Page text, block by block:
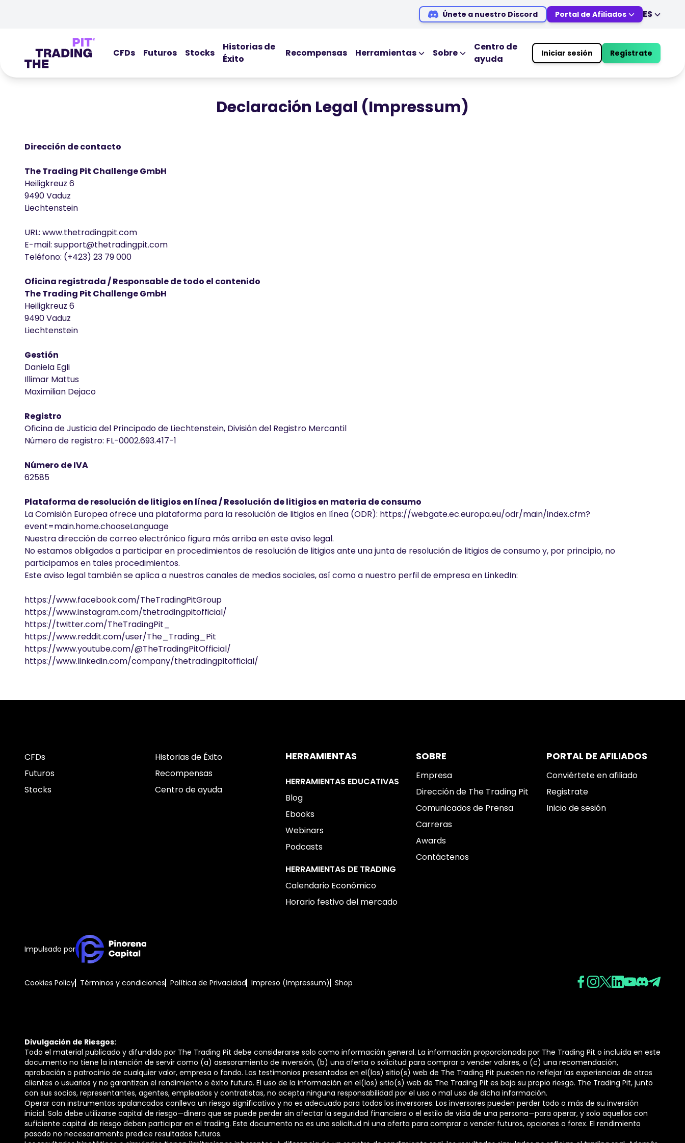
Únete a nuestro Discord Portal de Afiliados ES
EN
DE
MS
ZH
JA
AR
CFDs Futuros Stocks
Historias de
Éxito
Recompensas
Herramientas
Ebooks
Sobre
Centro de
ayuda
Iniciar sesión Regístrate
Declaración Legal (Impressum)
Dirección de contacto
The Trading Pit Challenge GmbH
Heiligkreuz 6
9490 Vaduz
Liechtenstein
URL: www.thetradingpit.com
E-mail: support@thetradingpit.com
Teléfono: (+423) 23 79 000
Oficina registrada / Responsable de todo el contenido
The Trading Pit Challenge GmbH
Heiligkreuz 6
9490 Vaduz
Liechtenstein
Gestión
Daniela Egli
Illimar Mattus
Maximilian Dejaco
Registro
Oficina de Justicia del Principado de Liechtenstein, División del Registro Mercantil
Número de registro: FL-0002.693.417-1
Número de IVA
62585
Plataforma de resolución de litigios en línea / Resolución de litigios en materia de consumo
La Comisión Europea ofrece una plataforma para la resolución de litigios en línea (ODR): https://webgate.ec.europa.eu/odr/main/index.cfm?
event=main.home.chooseLanguage
Nuestra dirección de correo electrónico figura más arriba en este aviso legal.
No estamos obligados a participar en procedimientos de resolución de litigios ante una junta de resolución de litigios de consumo y, por principio, no
participamos en tales procedimientos.
Este aviso legal también se aplica a nuestros canales de medios sociales, así como a nuestro perfil de empresa en LinkedIn:
https://www.facebook.com/TheTradingPitGroup
https://www.instagram.com/thetradingpitofficial/
https://twitter.com/TheTradingPit_
https://www.reddit.com/user/The_Trading_Pit
https://www.youtube.com/@TheTradingPitOfficial/
https://www.linkedin.com/company/thetradingpitofficial/
CFDs
Futuros
Stocks
Historias de Éxito
Recompensas
Centro de ayuda
HERRAMIENTAS
HERRAMIENTAS EDUCATIVAS
Blog
Ebooks
Webinars
Podcasts
HERRAMIENTAS DE TRADING
Calendario Económico
Horario festivo del mercado
SOBRE
Empresa
Dirección de The Trading Pit
Comunicados de Prensa
Carreras
Awards
Contáctenos
PORTAL DE AFILIADOS
Conviértete en afiliado
Registrate
Inicio de sesión
Impulsado por
Cookies Policy Términos y condiciones Política de Privacidad Impreso (Impressum) Shop
Divulgación de Riesgos:
Todo el material publicado y difundido por The Trading Pit debe considerarse solo como información general. La información proporcionada por The Trading Pit o incluida en este
documento no tiene la intención de servir como (a) asesoramiento de inversión, (b) una oferta o solicitud para comprar o vender valores, o (c) una recomendación,
aprobación o patrocinio de cualquier valor, empresa o fondo. Los testimonios presentados en el(los) sitio(s) web de The Trading Pit pueden no reflejar las experiencias de otros
clientes o usuarios y no garantizan el rendimiento o éxito futuro. El uso de la información en el(los) sitio(s) web de The Trading Pit es bajo su propio riesgo. The Trading Pit, junto
con sus socios, representantes, agentes, empleados y contratistas, no acepta ninguna responsabilidad por el uso o mal uso de dicha información.
Operar con instrumentos apalancados conlleva un riesgo significativo y no es adecuado para todos los inversores. Los inversores pueden perder todo o más de su inversión
inicial. Solo debe utilizarse capital de riesgo—dinero que se puede perder sin afectar la seguridad financiera o el estilo de vida de una persona—para operar, y solo aquellos con
suficiente capital de riesgo deben participar en el trading. Este documento no es una solicitud ni una oferta para comprar o vender futuros, opciones o forex. El rendimiento
pasado no necesariamente predice resultados futuros.